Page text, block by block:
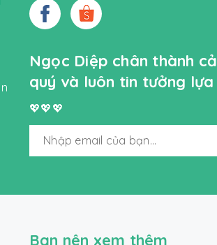
Ngọc Diệp chân thành
quý và luôn tin tưởng
💖💖💖
Bạn nên xem thêm